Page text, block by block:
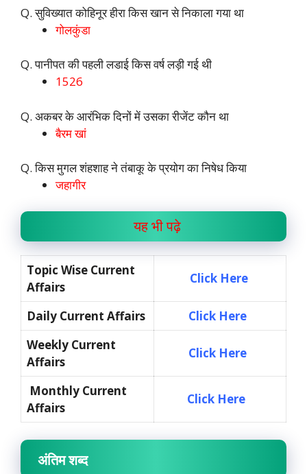
Q. सुविख्यात कोहिनूर हीरा किस खान से निकाला गया था
गोलकुंडा
Q. पानीपत की पहली लडाई किस वर्ष लड़ी गई थी
1526
Q. अकबर के आरंभिक दिनों में उसका रीजेंट कौन था
बैरम खां
Q. किस मुगल शंहशाह ने तंबाकू के प्रयोग का निषेध किया
जहागीर
यह भी पढ़े
Topic Wise Current
Affairs
Click Here
Daily Current Affairs
Click Here
Weekly Current
Affairs
Click Here
Monthly Current
Affairs
Click Here
अंतिम शब्द